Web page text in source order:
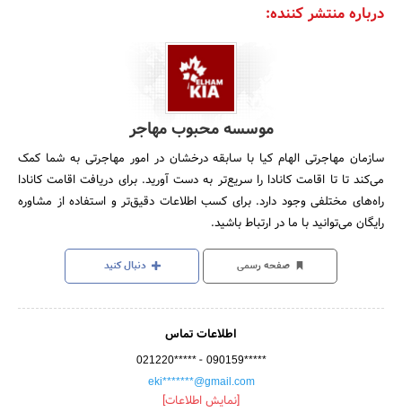
درباره منتشر کننده:
موسسه محبوب مهاجر
سازمان مهاجرتی الهام کیا با سابقه درخشان در امور مهاجرتی به شما کمک
می‌کند تا تا اقامت کانادا را سریع‌تر به دست آورید. برای دریافت اقامت کانادا
راه‌های مختلفی وجود دارد. برای کسب اطلاعات دقیق‌تر و استفاده از مشاوره
رایگان می‌توانید با ما در ارتباط باشید.
صفحه رسمی دنبال کنید
اطلاعات تماس
021220***** - 090159*****
eki*******@gmail.com
[نمایش اطلاعات]